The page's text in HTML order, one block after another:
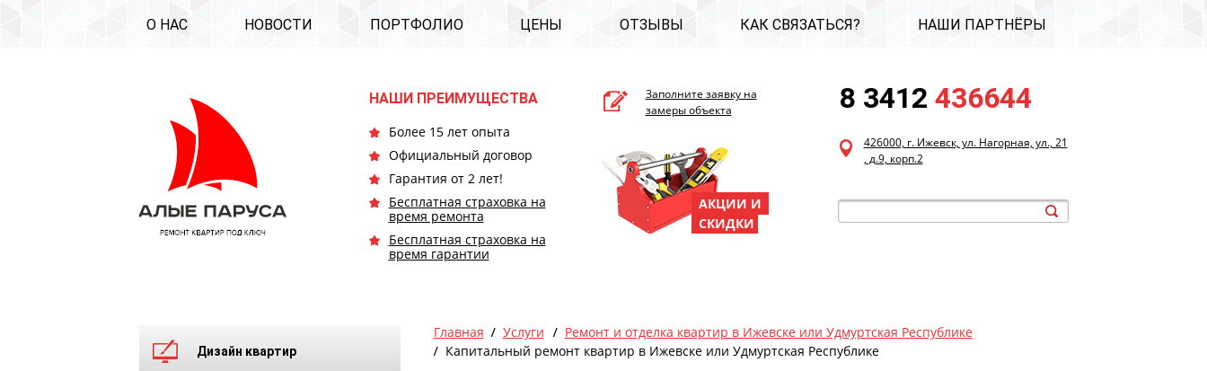
О НАС НОВОСТИ ПОРТФОЛИО ЦЕНЫ ОТЗЫВЫ КАК СВЯЗАТЬСЯ? НАШИ ПАРТНЁРЫ
НАШИ ПРЕИМУЩЕСТВА
Более 15 лет опыта
Официальный договор
Гарантия от 2 лет!
Бесплатная страховка на
время ремонта
Бесплатная страховка на
время гарантии
Заполните заявку на
замеры объекта
АКЦИИ И
СКИДКИ
8 3412 436644
426000, г. Ижевск, ул. Нагорная, ул., 21
, д.9, корп.2
Главная Услуги
Ремонт и отделка квартир в Ижевске или Удмуртская Республике
Капитальный ремонт квартир в Ижевске или Удмуртская Республике
Дизайн квартир